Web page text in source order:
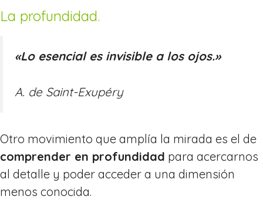
La profundidad.
«Lo esencial es invisible a los ojos.»
A. de Saint-Exupéry
Otro movimiento que amplía la mirada es el de
comprender en profundidad para acercarnos
al detalle y poder acceder a una dimensión
menos conocida.